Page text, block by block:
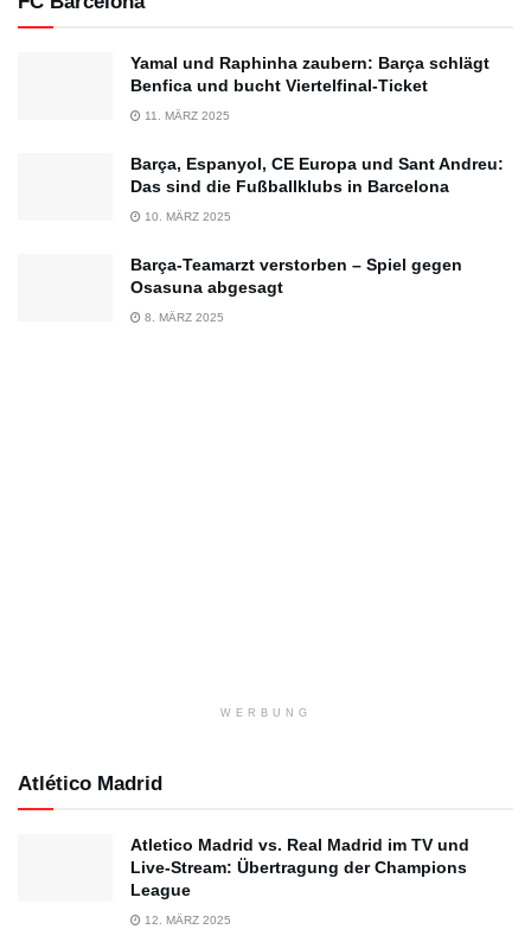
Yamal und Raphinha zaubern: Barça schlägt
Benfica und bucht Viertelfinal-Ticket
11. MÄRZ 2025
Barça, Espanyol, CE Europa und Sant Andreu:
Das sind die Fußballklubs in Barcelona
10. MÄRZ 2025
Barça-Teamarzt verstorben – Spiel gegen
Osasuna abgesagt
8. MÄRZ 2025
WERBUNG
Atlético Madrid
Atletico Madrid vs. Real Madrid im TV und
Live-Stream: Übertragung der Champions
League
12. MÄRZ 2025